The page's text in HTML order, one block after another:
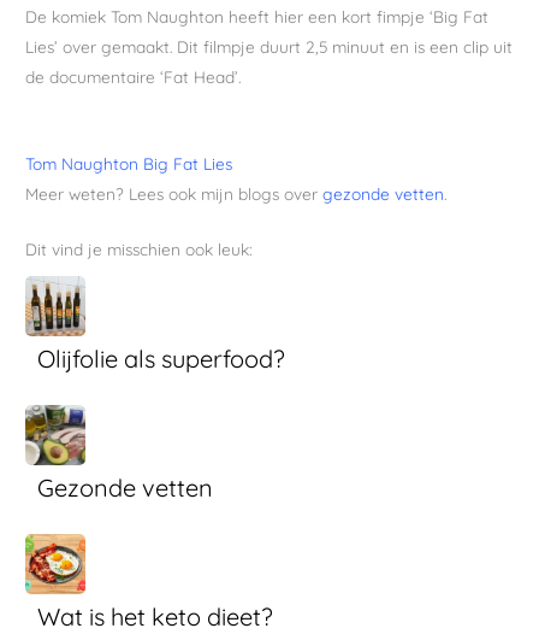
De komiek Tom Naughton heeft hier een kort fimpje ‘Big Fat
Lies’ over gemaakt. Dit filmpje duurt 2,5 minuut en is een clip uit
de documentaire ‘Fat Head’.
Tom Naughton Big Fat Lies
Meer weten? Lees ook mijn blogs overgezonde vetten.
Dit vind je misschien ook leuk:
Olijfolie als superfood?
Gezonde vetten
Wat is het keto dieet?